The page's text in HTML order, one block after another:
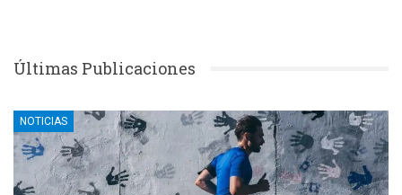
Últimas Publicaciones
NOTICIAS